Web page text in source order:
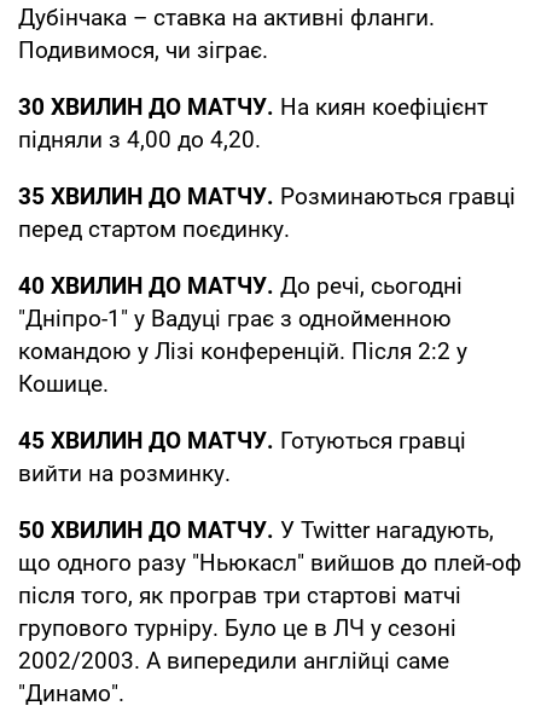
Дубінчака – ставка на активні фланги.
Подивимося, чи зіграє.
30 ХВИЛИН ДО МАТЧУ. На киян коефіцієнт
підняли з 4,00 до 4,20.
35 ХВИЛИН ДО МАТЧУ. Розминаються гравці
перед стартом поєдинку.
40 ХВИЛИН ДО МАТЧУ. До речі, сьогодні
"Дніпро-1" у Вадуці грає з однойменною
командою у Лізі конференцій. Після 2:2 у
Кошице.
45 ХВИЛИН ДО МАТЧУ. Готуються гравці
вийти на розминку.
50 ХВИЛИН ДО МАТЧУ. У Twitter нагадують,
що одного разу "Ньюкасл" вийшов до плей-оф
після того, як програв три стартові матчі
групового турніру. Було це в ЛЧ у сезоні
2002/2003. А випередили англійці саме
"Динамо".